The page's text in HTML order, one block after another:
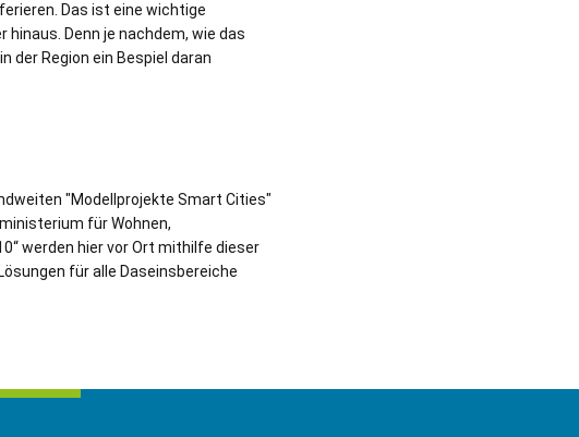
Das ist eine wichtige
Denn je nachdem, wie das
der Region ein Bespiel daran
"Modellprojekte Smart Cities"
für Wohnen,
werden hier vor Ort mithilfe dieser
für alle Daseinsbereiche